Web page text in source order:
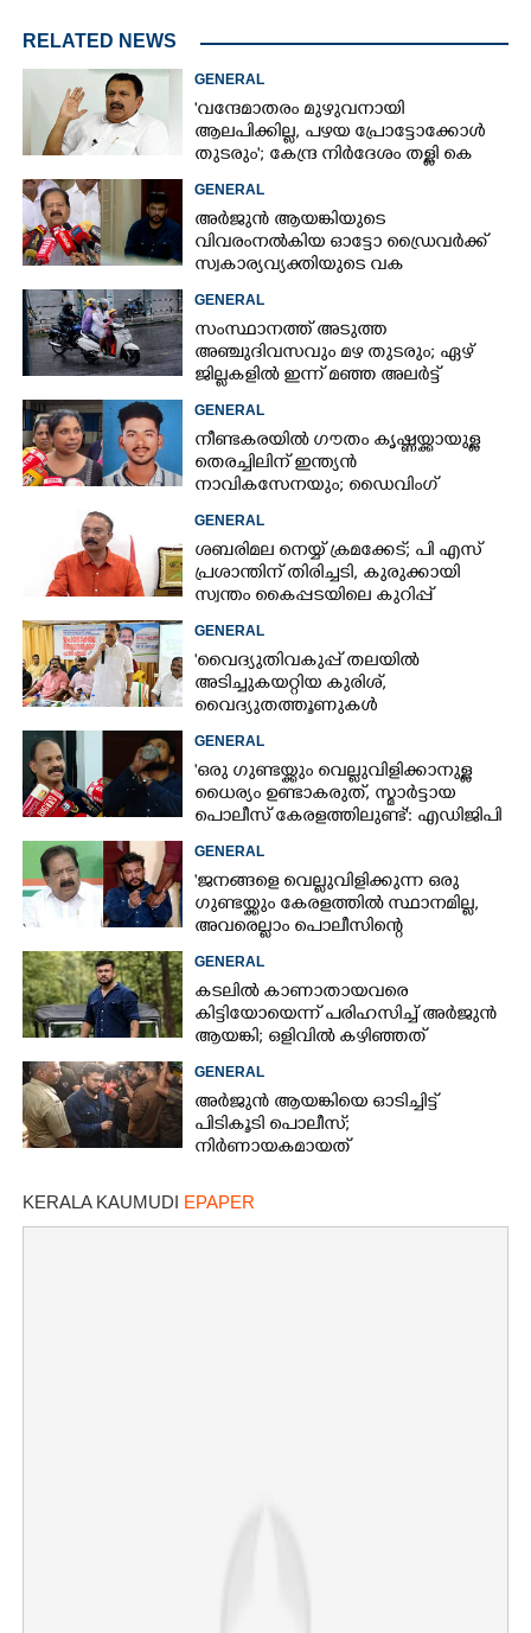
RELATED NEWS
GENERAL
'വന്ദേമാതരം മുഴുവനായി
ആലപിക്കില്ല, പഴയ പ്രോട്ടോക്കോൾ
തുടരും'; കേന്ദ്ര നിർദേശം തള്ളി കെ
മുരളീധരൻ
GENERAL
അർജുൻ ആയങ്കിയുടെ
വിവരംനൽകിയ ഓട്ടോ ഡ്രൈവർക്ക്
സ്വകാര്യവ്യക്തിയുടെ വക
പാരിതോഷികം: മന്ത്രി രമേശ്
ചെന്നിത്തല
GENERAL
സംസ്ഥാനത്ത് അടുത്ത
അ‌ഞ്ചുദിവസവും മഴ തുടരും; ഏഴ്
ജില്ലകളിൽ ഇന്ന് മഞ്ഞ അലർട്ട്
GENERAL
നീണ്ടകരയിൽ ഗൗതം കൃഷ്ണയ്ക്കായുള്ള
തെരച്ചിലിന് ഇന്ത്യൻ
നാവികസേനയും; ഡൈവിംഗ്
ആരംഭിച്ചു
GENERAL
ശബരിമല നെയ്യ് ക്രമക്കേട്; പി എസ്
പ്രശാന്തിന് തിരിച്ചടി, കുരുക്കായി
സ്വന്തം കൈപ്പടയിലെ കുറിപ്പ്
GENERAL
'വൈദ്യുതിവകുപ്പ് തലയിൽ
അടിച്ചുകയറ്റിയ കുരിശ്‌,
വൈദ്യുതത്തൂണുകൾ
പൊട്ടിവീണാൽപോലും മന്ത്രിയെ
വിളിക്കുന്ന കാലമാണിത്'
GENERAL
'ഒരു ഗുണ്ടയ്ക്കും വെല്ലുവിളിക്കാനുള്ള
ധൈര്യം ഉണ്ടാകരുത്, സ്മാർട്ടായ
പൊലീസ് കേരളത്തിലുണ്ട്': എഡിജിപി
പി വിജയൻ
GENERAL
'ജനങ്ങളെ വെല്ലുവിളിക്കുന്ന ഒരു
ഗുണ്ടയ്ക്കും കേരളത്തിൽ സ്ഥാനമില്ല,​
അവരെല്ലാം പൊലീസിന്റെ
നിരീക്ഷണത്തിലാണ്'
GENERAL
കടലിൽ കാണാതായവരെ
കിട്ടിയോയെന്ന് പരിഹസിച്ച് അർജുൻ
ആയങ്കി; ഒളിവിൽ കഴിഞ്ഞത്
പയ്യന്നൂരിലെ ലോഡ്‌ജിൽ
GENERAL
അർജുൻ ആയങ്കിയെ ഓടിച്ചിട്ട്
പിടികൂടി പൊലീസ്;
നിർണായകമായത്
സംശയം
KERALA KAUMUDI EPAPER
×
Share this link